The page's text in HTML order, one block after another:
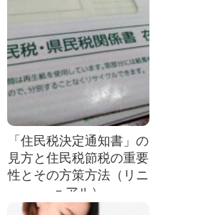
「住民税決定通知書」の
見方と住民税節税の重要
性とその方策方法（リニ
ュアル）